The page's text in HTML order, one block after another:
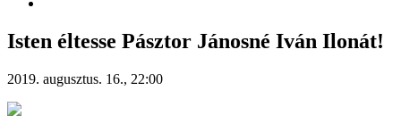
Isten éltesse Pásztor Jánosné Iván Ilonát!
2019. augusztus. 16., 22:00